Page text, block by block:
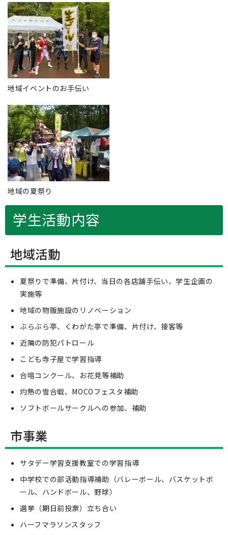
地域イベントのお手伝い
地域の夏祭り
学生活動内容
地域活動
夏祭りで準備、片付け、当日の各店舗手伝い、学生企画の
実施等
地域の物販施設のリノベーション
ぶらぶら亭、くわがた亭で準備、片付け、接客等
近隣の防犯パトロール
こども寺子屋で学習指導
合唱コンクール、お花見等補助
灼熱の雪合戦、MOCOフェスタ補助
ソフトボールサークルへの参加、補助
市事業
サタデー学習支援教室での学習指導
中学校での部活動指導補助（バレーボール、バスケットボ
ール、ハンドボール、野球）
選挙（期日前投票）立ち合い
ハーフマラソンスタッフ